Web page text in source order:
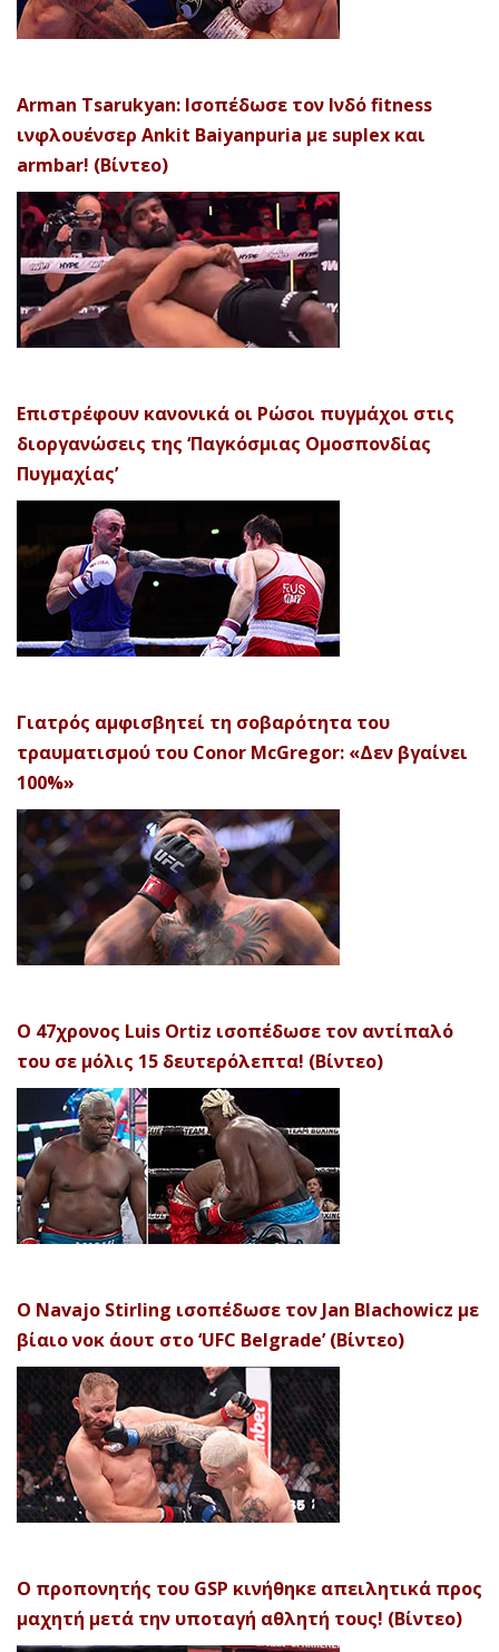
Arman Tsarukyan: Ισοπέδωσε τον Ινδό fitness
ινφλουένσερ Ankit Baiyanpuria με suplex και
armbar! (Βίντεο)
Επιστρέφουν κανονικά οι Ρώσοι πυγμάχοι στις
διοργανώσεις της ‘Παγκόσμιας Ομοσπονδίας
Πυγμαχίας’
Γιατρός αμφισβητεί τη σοβαρότητα του
τραυματισμού του Conor McGregor: «Δεν βγαίνει
100%»
Ο 47χρονος Luis Ortiz ισοπέδωσε τον αντίπαλό
του σε μόλις 15 δευτερόλεπτα! (Βίντεο)
Ο Navajo Stirling ισοπέδωσε τον Jan Blachowicz με
βίαιο νοκ άουτ στο ‘UFC Belgrade’ (Βίντεο)
Ο προπονητής του GSP κινήθηκε απειλητικά προς
μαχητή μετά την υποταγή αθλητή τους! (Βίντεο)